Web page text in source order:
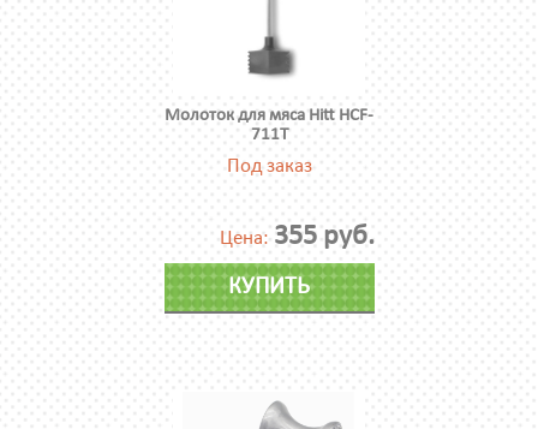
Молоток для мяса Hitt HCF-
711T
Под заказ
Цена: 355 руб.
КУПИТЬ